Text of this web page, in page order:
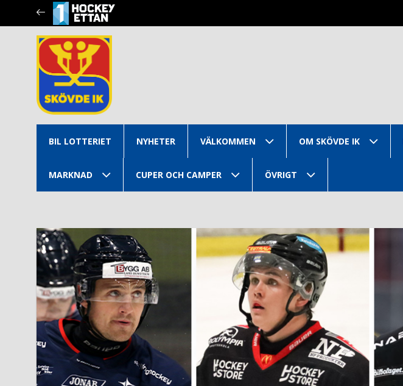
BIL LOTTERIET NYHETER VÄLKOMMEN OM SKÖVDE IK
MARKNAD CUPER OCH CAMPER ÖVRIGT